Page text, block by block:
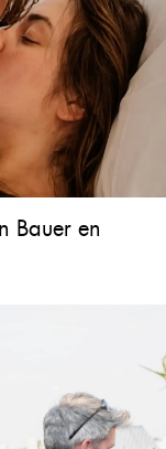
Bauer en